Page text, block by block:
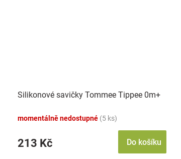
Silikonové savičky Tommee Tippee 0m+
momentálně nedostupné (5 ks)
213 Kč Do košíku